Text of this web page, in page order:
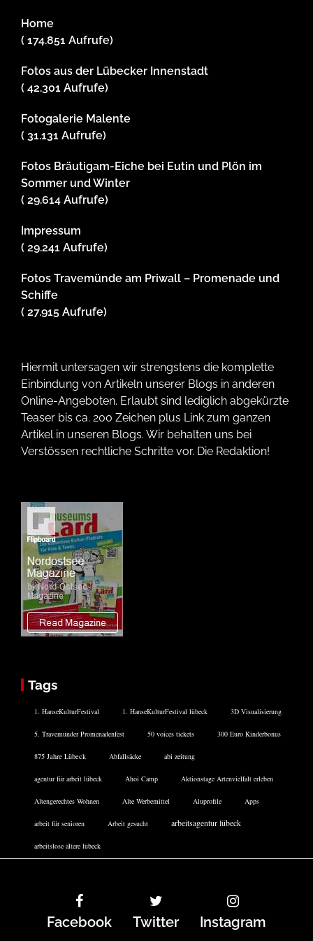
Home
( 174.851 Aufrufe)
Fotos aus der Lübecker Innenstadt
( 42.301 Aufrufe)
Fotogalerie Malente
( 31.131 Aufrufe)
Fotos Bräutigam-Eiche bei Eutin und Plön im
Sommer und Winter
( 29.614 Aufrufe)
Impressum
( 29.241 Aufrufe)
Fotos Travemünde am Priwall – Promenade und
Schiffe
( 27.915 Aufrufe)
Hiermit untersagen wir strengstens die komplette
Einbindung von Artikeln unserer Blogs in anderen
Online-Angeboten. Erlaubt sind lediglich abgekürzte
Teaser bis ca. 200 Zeichen plus Link zum ganzen
Artikel in unseren Blogs. Wir behalten uns bei
Verstössen rechtliche Schritte vor. Die Redaktion!
Tags
1. HanseKulturFestival 1. HanseKulturFestival lübeck 3D Visualisierung
5. Travemünder Promenadenfest 50 voices tickets 300 Euro Kinderbonus
875 Jahre Lübeck Abfallsäcke abi zeitung
agentur für arbeit lübeck Ahoi Camp Aktionstage Artenvielfalt erleben
Altengerechtes Wohnen Alte Werbemittel Aluprofile Apps
arbeit für senioren Arbeit gesucht arbeitsagentur lübeck
arbeitslose ältere lübeck
Facebook Twitter Instagram